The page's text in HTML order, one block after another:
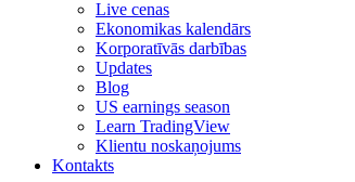
Live cenas
Ekonomikas kalendārs
Korporatīvās darbības
Updates
Blog
US earnings season
Learn TradingView
Klientu noskaņojums
Kontakts